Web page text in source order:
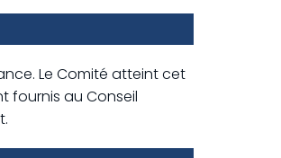
Le Comité atteint cet
fournis au Conseil